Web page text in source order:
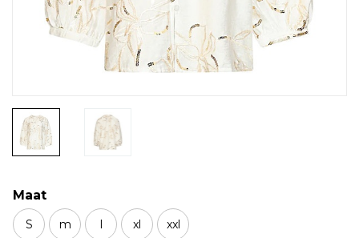
Maat
S m l xl xxl